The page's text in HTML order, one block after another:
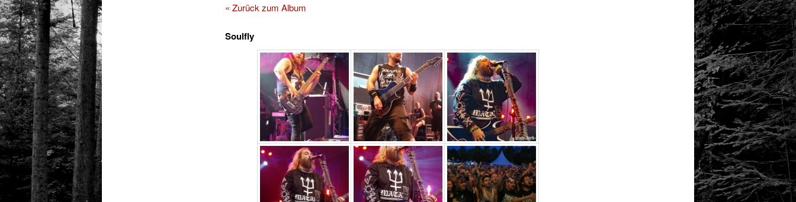
« Zurück zum Album
Soulfly